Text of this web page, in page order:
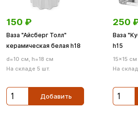
150 ₽
Ваза "Айсберг Толл"
керамическая белая h18
d=10 см, h=18 см
На складе 5 шт.
Добавить
250
Ваза
h15
15×15 см
На